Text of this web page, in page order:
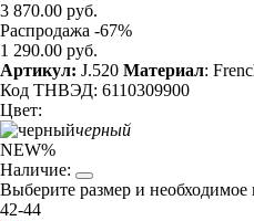
3 870.00 руб.
Распродажа -67%
1 290.00 руб.
Артикул: J.520 Материал:
Код ТНВЭД: 6110309900
Цвет:
черный
NEW%
Наличие:
Выберите размер и необходимое
42-44